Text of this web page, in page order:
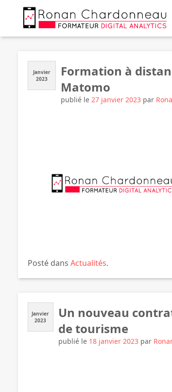
Janvier
2023
Formation à
Matomo
publié le 27 janvier 2023 par
Posté dans Actualités.
Janvier
2023
Un nouveau
de tourisme
publié le 18 janvier 2023 par